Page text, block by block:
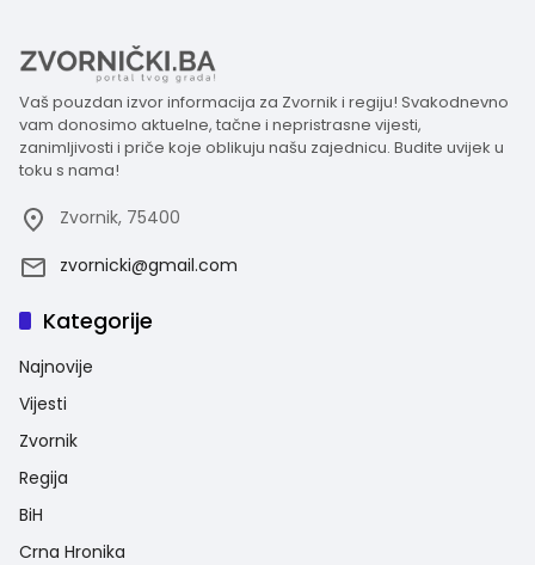
Vaš pouzdan izvor informacija za Zvornik i regiju! Svakodnevno
vam donosimo aktuelne, tačne i nepristrasne vijesti,
zanimljivosti i priče koje oblikuju našu zajednicu. Budite uvijek u
toku s nama!
Zvornik, 75400
zvornicki@gmail.com
Kategorije
Najnovije
Vijesti
Zvornik
Regija
BiH
Crna Hronika